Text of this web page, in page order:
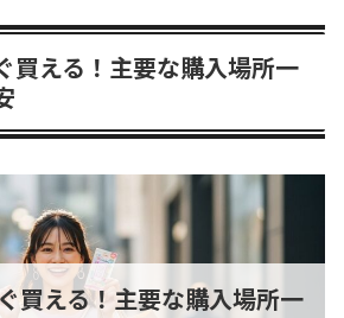
買える！主要な購入場所一
買える！主要な購入場所一